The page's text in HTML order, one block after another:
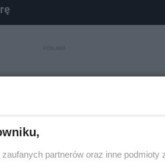
partnerów oraz inne